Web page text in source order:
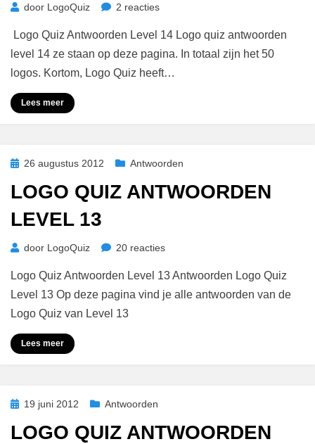
door LogoQuiz 2 reactiesop
Quiz
Antwoorden
Level
Logo Quiz Antwoorden Level 14 Logo quiz antwoorden
level 14 ze staan op deze pagina. In totaal zijn het 50
logos. Kortom, Logo Quiz heeft…
Lees meer
Geplaatst
26 augustus 2012 Antwoorden
LOGO QUIZ ANTWOORDEN
LEVEL 13
door LogoQuiz 20 reactiesop
Quiz
Antwoorden
Logo Quiz Antwoorden Level 13 Antwoorden Logo Quiz
Level 13 Op deze pagina vind je alle antwoorden van de
Logo Quiz van Level 13
Lees meer
Geplaatst
19 juni 2012 Antwoorden
LOGO QUIZ ANTWOORDEN